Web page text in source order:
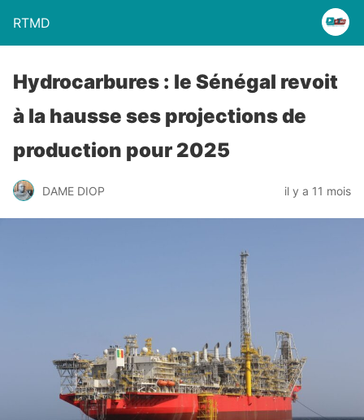
RTMD
Hydrocarbures : le Sénégal revoit
à la hausse ses projections de
production pour 2025
DAME DIOP il y a 11 mois